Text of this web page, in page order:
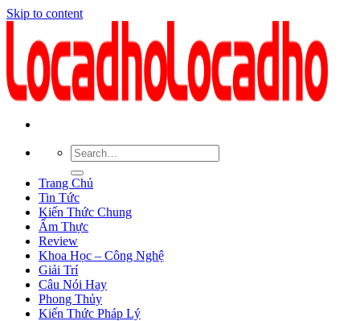
Skip to content
Trang Chủ
Tin Tức
Kiến Thức Chung
Ẩm Thực
Review
Khoa Học – Công Nghệ
Giải Trí
Câu Nói Hay
Phong Thủy
Kiến Thức Pháp Lý